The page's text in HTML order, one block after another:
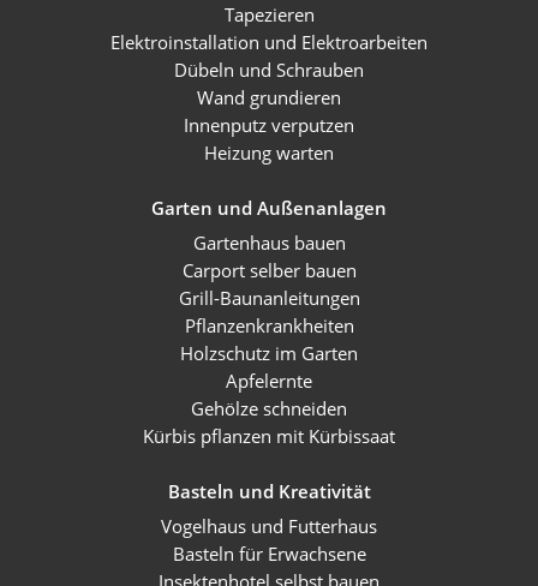
Tapezieren
Elektroinstallation und Elektroarbeiten
Dübeln und Schrauben
Wand grundieren
Innenputz verputzen
Heizung warten
Garten und Außenanlagen
Gartenhaus bauen
Carport selber bauen
Grill-Baunanleitungen
Pflanzenkrankheiten
Holzschutz im Garten
Apfelernte
Gehölze schneiden
Kürbis pflanzen mit Kürbissaat
Basteln und Kreativität
Vogelhaus und Futterhaus
Basteln für Erwachsene
Insektenhotel selbst bauen